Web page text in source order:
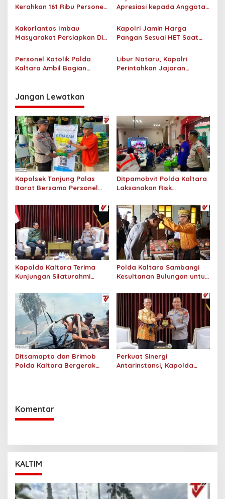
i
o
Kerahkan 161 Ribu Personel,
Kunci Respons Cepat bagi
Pemudik
Apresiasi kepada Anggota
di Sumbar
Kakorlantas Imbau
Masyarakat Persiapkan Diri
Lebaran
Kapolri Jamin Harga
Pangan Sesuai HET Saat
Personel Katolik Polda
Kaltara Ambil Bagian
Maria Tanjung Selor
Libur Nataru, Kapolri
Perintahkan Jajaran
Jangan Lewatkan
Kapolsek Tanjung Palas
Barat Bersama Personel
Salurkan Beras SPHP
Kepada Masyarakat
Ditpamobvit Polda Kaltara
Laksanakan Risk
Monaco Tarakan
Kapolda Kaltara Terima
Kunjungan Silaturahmi
Kaltara
Polda Kaltara Sambangi
Kesultanan Bulungan untuk
Ditsamapta dan Brimob
Polda Kaltara Bergerak
Perkuat Sinergi
Antarinstansi, Kapolda
Komentar
KALTIM